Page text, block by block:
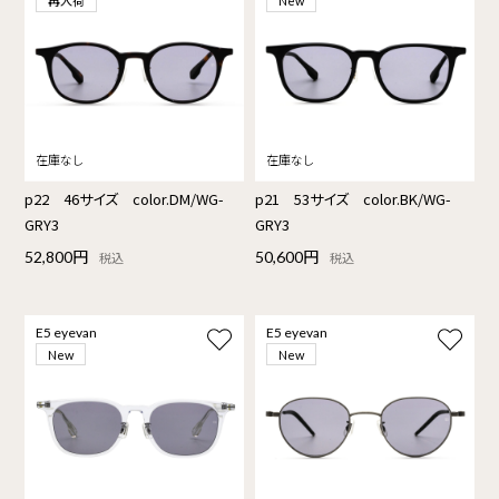
p22 46サイズ color.DM/WG-
GRY3
52,800円 税込
p21 53サイズ color.BK/WG-
GRY3
50,600円 税込
E5 eyevan
New
E5 eyevan
New